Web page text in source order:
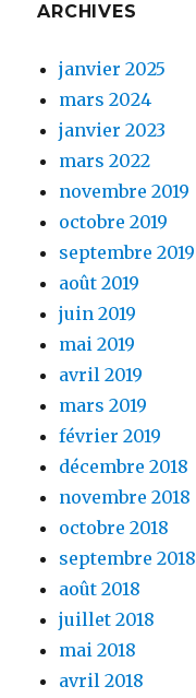
ARCHIVES
janvier 2025
mars 2024
janvier 2023
mars 2022
novembre 2019
octobre 2019
septembre 2019
août 2019
juin 2019
mai 2019
avril 2019
mars 2019
février 2019
décembre 2018
novembre 2018
octobre 2018
septembre 2018
août 2018
juillet 2018
mai 2018
avril 2018